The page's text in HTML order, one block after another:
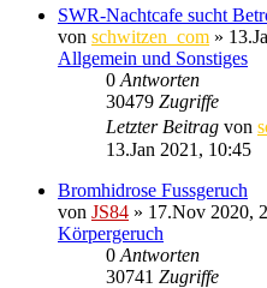
SWR-Nachtcafe sucht
von schwitzen_com »
Allgemein und Sonstiges
0 Antworten
30479 Zugriffe
Letzter Beitrag von
13.Jan 2021, 10:45
Bromhidrose Fussgeruch
von JS84 » 17.Nov 2020,
Körpergeruch
0 Antworten
30741 Zugriffe